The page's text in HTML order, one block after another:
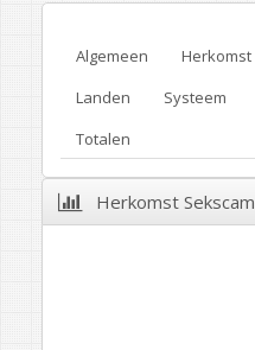
Algemeen Herkomst
Landen
Systeem
Totalen
Herkomst Sekscam